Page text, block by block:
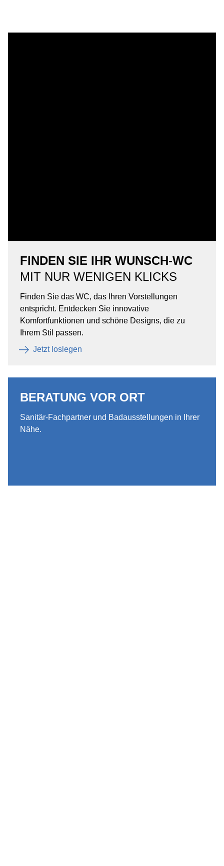
FINDEN SIE IHR WUNSCH-WC
MIT NUR WENIGEN KLICKS
Finden Sie das WC, das Ihren Vorstellungen
entspricht. Entdecken Sie innovative
Komfortfunktionen und schöne Designs, die zu
Ihrem Stil passen.
Jetzt loslegen
BERATUNG VOR ORT
Sanitär-Fachpartner und Badausstellungen in Ihrer
Nähe.